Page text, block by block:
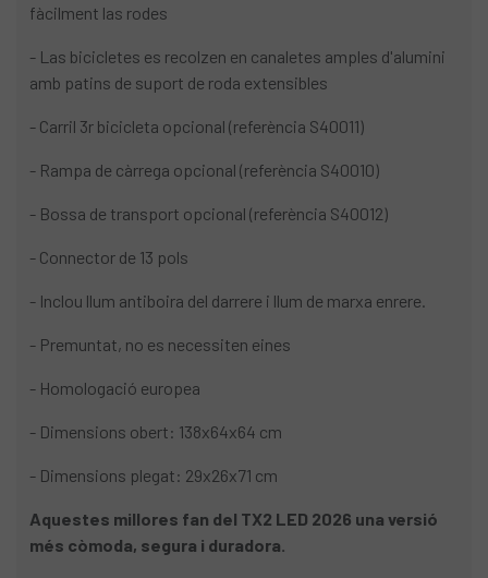
fàcilment las rodes
- Las bicicletes es recolzen en canaletes amples d'alumini
amb patins de suport de roda extensibles
- Carril 3r bicicleta opcional (referència S40011)
- Rampa de càrrega opcional (referència S40010)
- Bossa de transport opcional (referència S40012)
- Connector de 13 pols
- Inclou llum antiboira del darrere i llum de marxa enrere.
- Premuntat, no es necessiten eines
- Homologació europea
- Dimensions obert: 138x64x64 cm
- Dimensions plegat: 29x26x71 cm
Aquestes millores fan del TX2 LED 2026 una versió
més còmoda, segura i duradora.